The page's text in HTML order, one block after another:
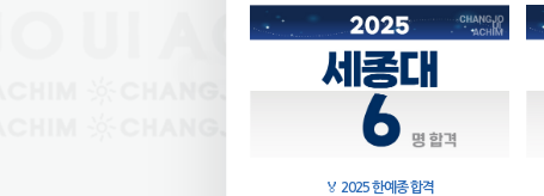
🏅 2025 한예종 합격